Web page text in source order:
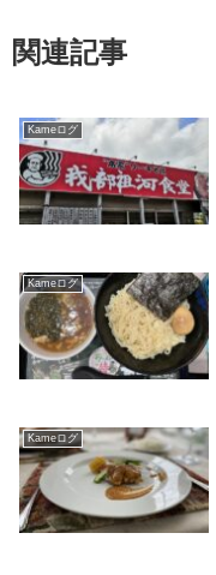
関連記事
Kameログ
Kameログ
Kameログ